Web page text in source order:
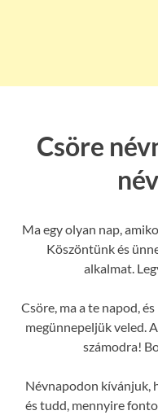
Csöre
Ma egy olyan nap,
Köszöntünk és
alkalmat.
Csöre, ma a te napod,
megünnepeljük veled.
számodra!
Névnapodon kívánjuk,
és tudd, mennyire